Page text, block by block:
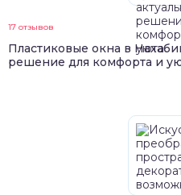
17 отзывов
Пластиковые окна в
решение для комфорта и